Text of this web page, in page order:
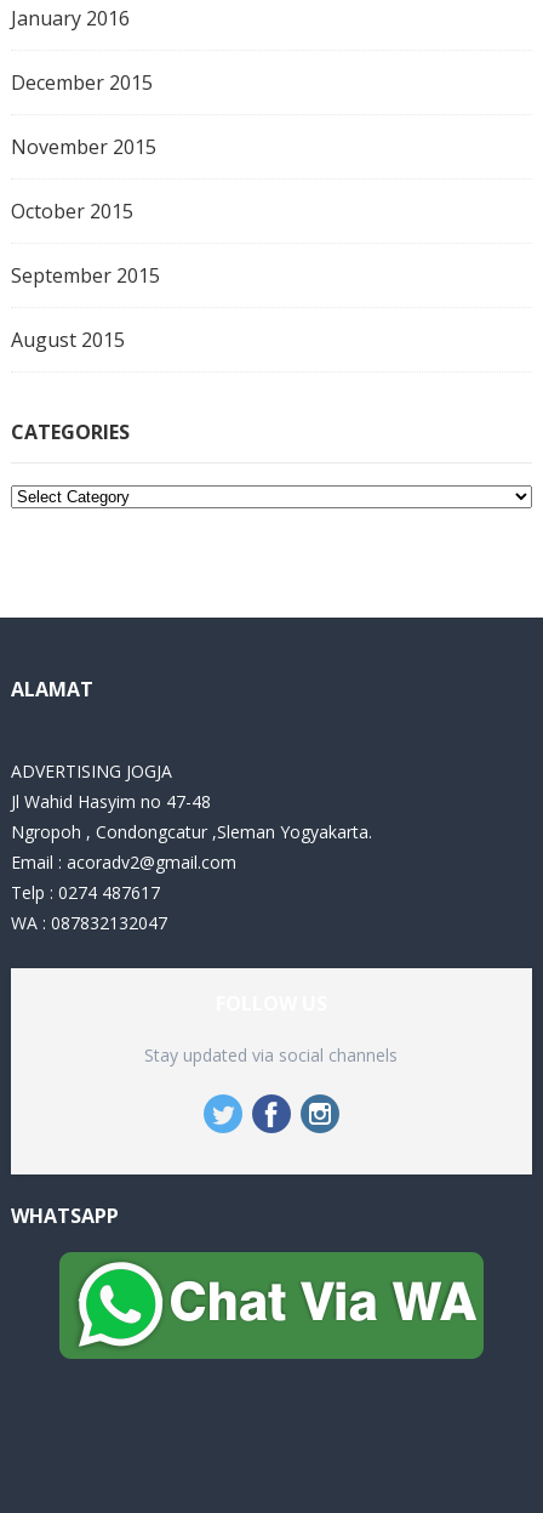
January 2016
December 2015
November 2015
October 2015
September 2015
August 2015
CATEGORIES
C
i
ALAMAT
ADVERTISING JOGJA
Jl Wahid Hasyim no 47-48
Ngropoh , Condongcatur ,Sleman Yogyakarta.
Email : acoradv2@gmail.com
Telp : 0274 487617
WA : 087832132047
Stay updated via social channels
WHATSAPP